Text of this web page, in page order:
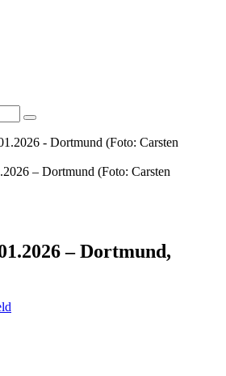
– Dortmund (Foto: Carsten
– Dortmund,